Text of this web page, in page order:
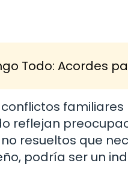
Todo: Acordes
reflejan
resueltos que
podría ser un